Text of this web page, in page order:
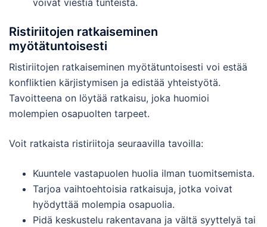
voivat viestiä tunteista.
Ristiriitojen ratkaiseminen
myötätuntoisesti
Ristiriitojen ratkaiseminen myötätuntoisesti voi estää
konfliktien kärjistymisen ja edistää yhteistyötä.
Tavoitteena on löytää ratkaisu, joka huomioi
molempien osapuolten tarpeet.
Voit ratkaista ristiriitoja seuraavilla tavoilla:
Kuuntele vastapuolen huolia ilman tuomitsemista.
Tarjoa vaihtoehtoisia ratkaisuja, jotka voivat
hyödyttää molempia osapuolia.
Pidä keskustelu rakentavana ja vältä syyttelyä tai